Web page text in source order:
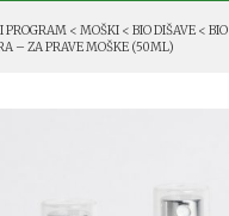
PROGRAM < MOŠKI < BIO DIŠAVE <
– ZA PRAVE MOŠKE (50ML)